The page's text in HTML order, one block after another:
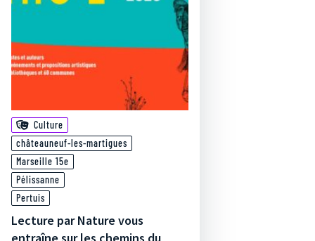
Culture
châteauneuf-les-martigues
Marseille 15e
Pélissanne
Pertuis
Lecture par Nature vous